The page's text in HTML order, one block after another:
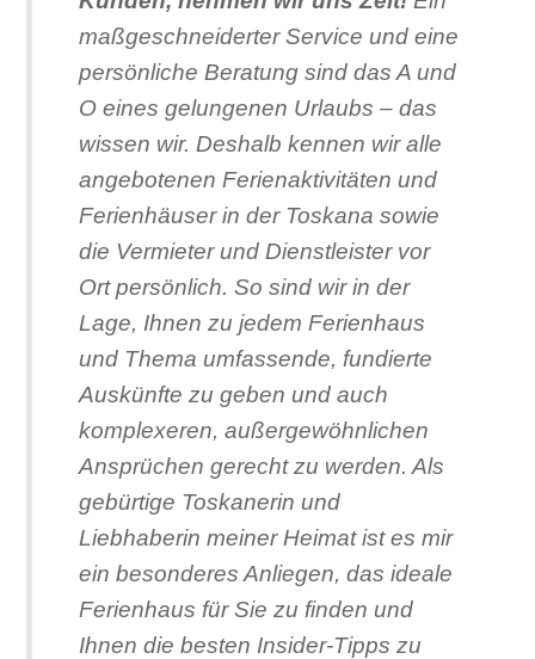
maßgeschneiderter Service und eine
persönliche Beratung sind das A und
O eines gelungenen Urlaubs – das
wissen wir. Deshalb kennen wir alle
angebotenen Ferienaktivitäten und
Ferienhäuser in der Toskana sowie
die Vermieter und Dienstleister vor
Ort persönlich. So sind wir in der
Lage, Ihnen zu jedem Ferienhaus
und Thema umfassende, fundierte
Auskünfte zu geben und auch
komplexeren, außergewöhnlichen
Ansprüchen gerecht zu werden. Als
gebürtige Toskanerin und
Liebhaberin meiner Heimat ist es mir
ein besonderes Anliegen, das ideale
Ferienhaus für Sie zu finden und
Ihnen die besten Insider-Tipps zu